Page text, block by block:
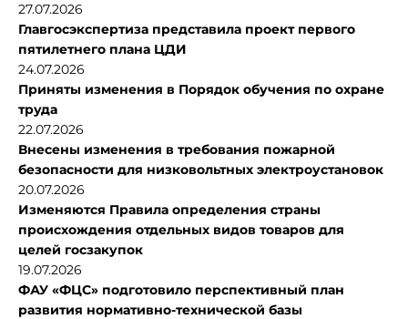
27.07.2026
Главгосэкспертиза представила проект первого
пятилетнего плана ЦДИ
24.07.2026
Приняты изменения в Порядок обучения по охране
труда
22.07.2026
Внесены изменения в требования пожарной
безопасности для низковольтных электроустановок
20.07.2026
Изменяются Правила определения страны
происхождения отдельных видов товаров для
целей госзакупок
19.07.2026
ФАУ «ФЦС» подготовило перспективный план
развития нормативно-технической базы